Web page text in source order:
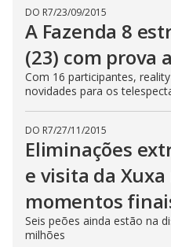
DO R7/23/09/2015
A Fazenda 8
(23) com prova
Com 16 participantes,
novidades para os
DO R7/27/11/2015
Eliminações
e visita da
momentos
Seis peões ainda estão na
milhões